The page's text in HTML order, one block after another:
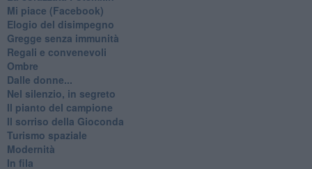
Mi piace (Facebook)
Elogio del disimpegno
Gregge senza immunità
Regali e convenevoli
Ombre
Dalle donne...
Nel silenzio, in segreto
Il pianto del campione
Il sorriso della Gioconda
Turismo spaziale
Modernità
In fila